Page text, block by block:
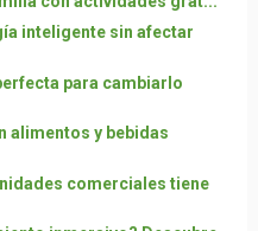
inteligente sin afectar
para cambiarlo
alimentos y bebidas
comerciales tiene